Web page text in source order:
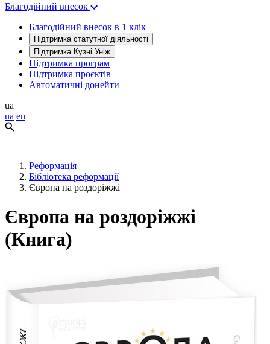
Благодійний внесок
Благодійний внесок в 1 клік
Підтримка статутної діяльності
Підтримка Кузні Уніж
Підтримка програм
Підтримка проєктів
Автоматичні донейти
ua
ua en
Реформація
Бібліотека реформації
Європа на роздоріжжі
Європа на роздоріжжі
(Книга)